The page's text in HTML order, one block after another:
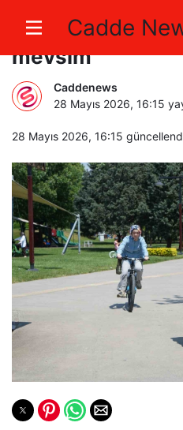
Cadde
Kocaeli’de
mevsim
Caddenews
28 Mayıs 2026, 16:15
28 Mayıs 2026, 16:15